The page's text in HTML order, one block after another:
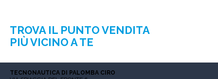
TROVA IL PUNTO VENDITA
PIÙ VICINO A TE
TECNONAUTICA DI PALOMBA CIRO